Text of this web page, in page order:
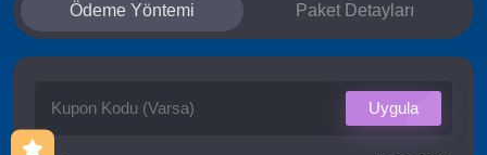
Ödeme Yöntemi Paket Detayları
Uygula